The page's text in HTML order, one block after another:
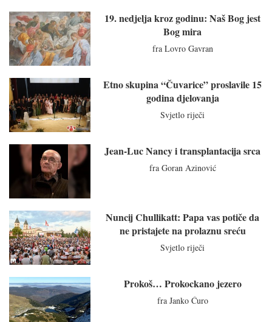
19. nedjelja kroz godinu: Naš Bog jest
Bog mira
fra Lovro Gavran
Etno skupina “Čuvarice” proslavile 15
godina djelovanja
Svjetlo riječi
Jean-Luc Nancy i transplantacija srca
fra Goran Azinović
Nuncij Chullikatt: Papa vas potiče da
ne pristajete na prolaznu sreću
Svjetlo riječi
Prokoš… Prokockano jezero
fra Janko Ćuro